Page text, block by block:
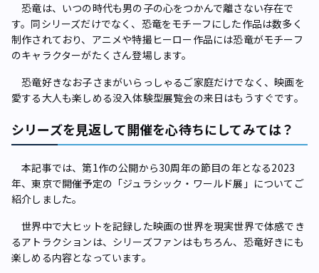
恐竜は、いつの時代も男の子の心をつかんで離さない存在で
す。同シリーズだけでなく、恐竜をモチーフにした作品は数多く
制作されており、アニメや特撮ヒーロー作品には恐竜がモチーフ
のキャラクターがたくさん登場します。
恐竜好きなお子さまがいらっしゃるご家庭だけでなく、映画を
愛する大人も楽しめる没入体験型展覧会の来日はもうすぐです。
シリーズを見返して開催を心待ちにしてみては？
本記事では、第1作の公開から30周年の節目の年となる2023
年、東京で開催予定の「ジュラシック・ワールド展」についてご
紹介しました。
世界中で大ヒットを記録した映画の世界を現実世界で体感でき
るアトラクションは、シリーズファンはもちろん、恐竜好きにも
楽しめる内容となっています。